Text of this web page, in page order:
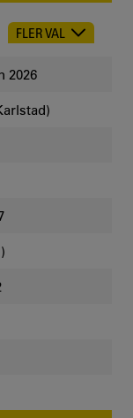
FLER VAL
2026